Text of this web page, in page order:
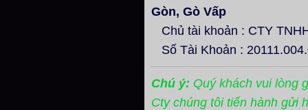
Gòn, Gò Vấp
Chủ tài khoản : CTY
Số Tài Khoản :
Chú ý: Quý khách vui lòng
Cty chúng tôi tiến hành gửi